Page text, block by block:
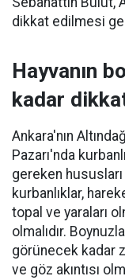
dikkat edilmesi
Hayvanın
kadar
Ankara'nın
Pazarı'nda
gereken
kurbanlıklar,
topal ve yaraları
olmalıdır.
görünecek kadar
ve göz akıntısı